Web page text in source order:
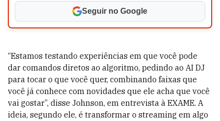
Seguir no Google
“Estamos testando experiências em que você pode
dar comandos diretos ao algoritmo, pedindo ao AI DJ
para tocar o que você quer, combinando faixas que
você já conhece com novidades que ele acha que você
vai gostar”, disse Johnson, em entrevista à EXAME. A
ideia, segundo ele, é transformar o streaming em algo